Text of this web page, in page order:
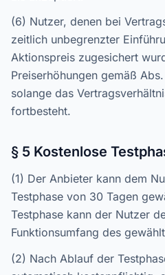
(6) Nutzer, denen bei
zeitlich unbegrenzter
Aktionspreis zugesichert
Preiserhöhungen gemäß
solange das
fortbesteht.
§ 5 Kostenlose
(1) Der Anbieter kann dem
Testphase von 30 Tagen
Testphase kann der Nutzer
Funktionsumfang des
(2) Nach Ablauf der